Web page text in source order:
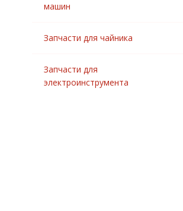
машин
Запчасти для чайника
Запчасти для
электроинструмента